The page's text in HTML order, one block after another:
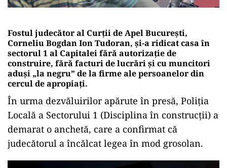
Fostul judecător al Curții de Apel București,
Corneliu Bogdan Ion Tudoran, și-a ridicat casa în
sectorul 1 al Capitalei fără autorizație de
construire, fără facturi de lucrări și cu muncitori
aduși „la negru” de la firme ale persoanelor din
cercul de apropiați.
În urma dezvăluirilor apărute în presă, Poliția
Locală a Sectorului 1 (Disciplina în construcții) a
demarat o anchetă, care a confirmat că
judecătorul a încălcat legea în mod grosolan.